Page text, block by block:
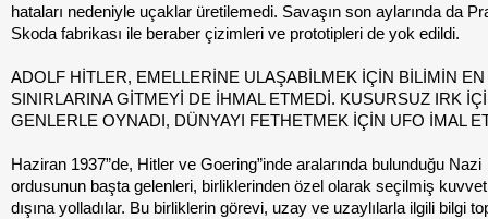
hataları nedeniyle uçaklar üretilemedi. Savaşın son aylarında da
Skoda fabrikası ile beraber çizimleri ve prototipleri de yok edildi.
ADOLF HİTLER, EMELLERİNE ULAŞABİLMEK İÇİN BİLİMİN
SINIRLARINA GİTMEYİ DE İHMAL ETMEDİ. KUSURSUZ IRK
GENLERLE OYNADI, DÜNYAYI FETHETMEK İÇİN UFO İMAL
Haziran 1937”de, Hitler ve Goering”inde aralarında bulunduğu Nazi
ordusunun başta gelenleri, birliklerinden özel olarak seçilmiş
dışına yolladılar. Bu birliklerin görevi, uzay ve uzaylılarla ilgili bilgi